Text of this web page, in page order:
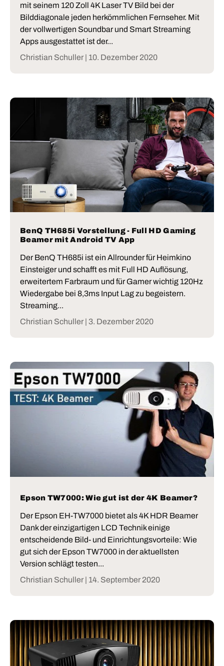
mit seinem 120 Zoll 4K Laser TV Bild bei der
Bilddiagonale jeden herkömmlichen Fernseher. Mit
der vollwertigen Soundbar und Smart Streaming
Apps ausgestattet ist der...
Christian Schuller | 10. Dezember 2020
BenQ TH685i Vorstellung - Full HD Gaming
Beamer mit Android TV App
Der BenQ TH685i ist ein Allrounder für Heimkino
Einsteiger und schafft es mit Full HD Auflösung,
erweitertem Farbraum und für Gamer wichtig 120Hz
Wiedergabe bei 8,3ms Input Lag zu begeistern.
Streaming...
Christian Schuller | 3. Dezember 2020
Epson TW7000: Wie gut ist der 4K Beamer?
Der Epson EH-TW7000 bietet als 4K HDR Beamer
Dank der einzigartigen LCD Technik einige
entscheidende Bild- und Einrichtungsvorteile: Wie
gut sich der Epson TW7000 in der aktuellsten
Version schlägt testen...
Christian Schuller | 14. September 2020